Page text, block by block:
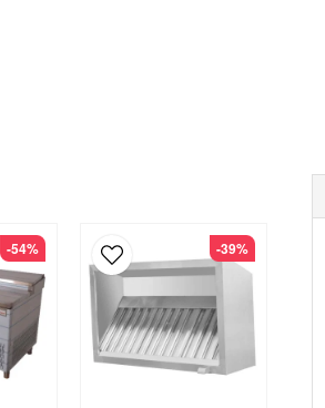
-54% -39%